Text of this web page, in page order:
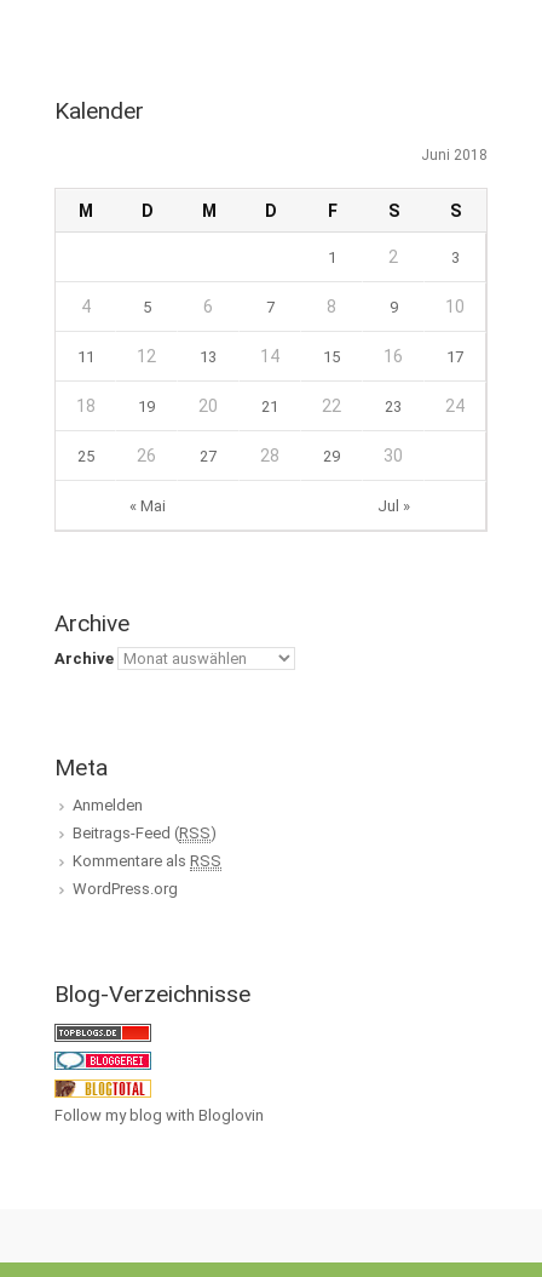
Kalender
Juni 2018
M D M D F S S
« Mai Jul »
1 2 3
4 5 6 7 8 9 10
11 12 13 14 15 16 17
18 19 20 21 22 23 24
25 26 27 28 29 30
Archive
Archive
Meta
Anmelden
Beitrags-Feed (RSS)
Kommentare als RSS
WordPress.org
Blog-Verzeichnisse
Follow my blog with Bloglovin